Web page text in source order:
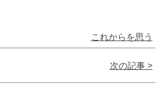
これからを思う
次の記事 >